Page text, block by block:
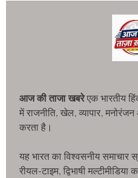
आज की ताजा खबरेएक भारतीय
में राजनीति, खेल, व्यापार,
करता है।
यह भारत का विश्वसनीय समाचार
रीयल-टाइम, द्विभाषी